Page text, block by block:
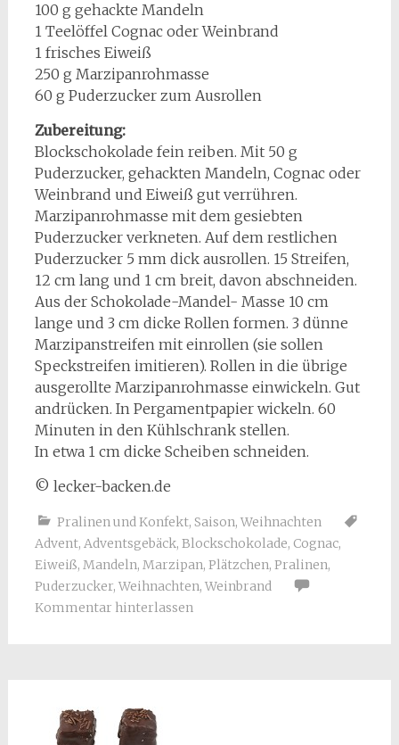
100 g gehackte Mandeln
1 Teelöffel Cognac oder Weinbrand
1 frisches Eiweiß
250 g Marzipanrohmasse
60 g Puderzucker zum Ausrollen
Zubereitung:
Blockschokolade fein reiben. Mit 50 g
Puderzucker, gehackten Mandeln, Cognac oder
Weinbrand und Eiweiß gut verrühren.
Marzipanrohmasse mit dem gesiebten
Puderzucker verkneten. Auf dem restlichen
Puderzucker 5 mm dick ausrollen. 15 Streifen,
12 cm lang und 1 cm breit, davon abschneiden.
Aus der Schokolade-Mandel- Masse 10 cm
lange und 3 cm dicke Rollen formen. 3 dünne
Marzipanstreifen mit einrollen (sie sollen
Speckstreifen imitieren). Rollen in die übrige
ausgerollte Marzipanrohmasse einwickeln. Gut
andrücken. In Pergamentpapier wickeln. 60
Minuten in den Kühlschrank stellen.
In etwa 1 cm dicke Scheiben schneiden.
© lecker-backen.de
Pralinen und Konfekt, Saison, Weihnachten
Advent, Adventsgebäck, Blockschokolade, Cognac,
Eiweiß, Mandeln, Marzipan, Plätzchen, Pralinen,
Puderzucker, Weihnachten, Weinbrand
Kommentar hinterlassen